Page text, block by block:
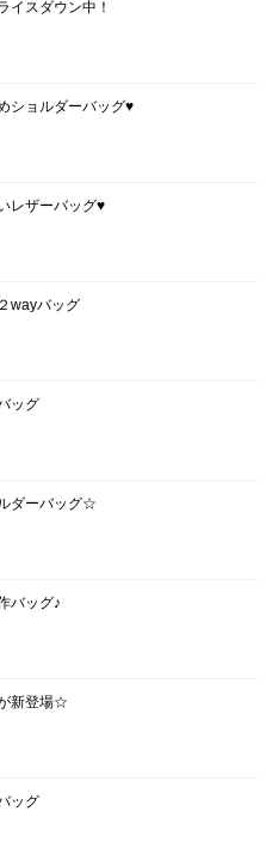
イスダウン中！
ショルダーバッグ♥
レザーバッグ♥
wayバッグ
ッグ
ダーバッグ☆
バッグ♪
新登場☆
ッグ